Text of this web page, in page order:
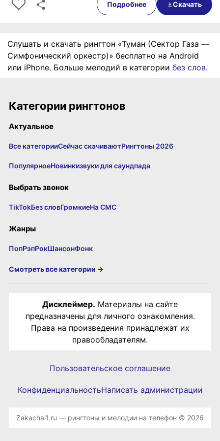
Подробнее Скачать
Слушать и скачать рингтон «Туман (Сектор Газа —
Симфонический оркестр)» бесплатно на Android
или iPhone. Больше мелодий в категории без слов.
Категории рингтонов
Актуальное
Все категорииСейчас скачиваютРингтоны 2026
ПопулярноеНовинкизвуки для саундпада
Выбрать звонок
TikTokБез словГромкиеНа СМС
Жанры
ПопРэпРокШансонФонк
Смотреть все категории →
Дисклеймер. Материалы на сайте
предназначены для личного ознакомления.
Права на произведения принадлежат их
правообладателям.
Пользовательское соглашение
КонфиденциальностьНаписать администрации
Zakachai1.ru — рингтоны и мелодии на телефон © 2026